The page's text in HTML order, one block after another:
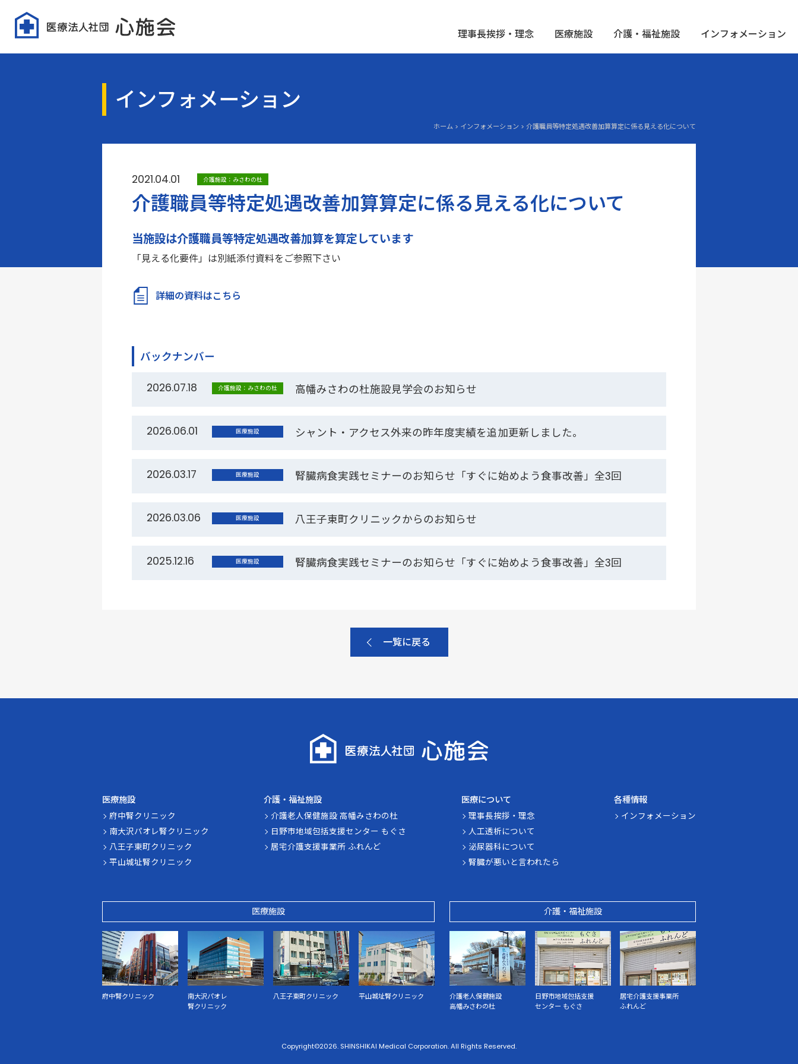
理事長挨拶・理念 医療施設 介護・福祉施設 インフォメーション
インフォメーション
ホーム > インフォメーション > 介護職員等特定処遇改善加算算定に係る見える化について
2021.04.01 介護施設：みさわの杜
介護職員等特定処遇改善加算算定に係る見える化について
当施設は介護職員等特定処遇改善加算を算定しています
「見える化要件」は別紙添付資料をご参照下さい
詳細の資料はこちら
バックナンバー
2026.07.18 介護施設：みさわの杜 高幡みさわの杜施設見学会のお知らせ
2026.06.01 医療施設 シャント・アクセス外来の昨年度実績を追加更新しました。
2026.03.17 医療施設 腎臓病食実践セミナーのお知らせ「すぐに始めよう食事改善」全3回
2026.03.06 医療施設 八王子東町クリニックからのお知らせ
2025.12.16 医療施設 腎臓病食実践セミナーのお知らせ「すぐに始めよう食事改善」全3回
一覧に戻る
医療施設
府中腎クリニック
南大沢パオレ腎クリニック
八王子東町クリニック
平山城址腎クリニック
介護・福祉施設
介護老人保健施設 高幡みさわの杜
日野市地域包括支援センター もぐさ
居宅介護支援事業所 ふれんど
医療について
理事長挨拶・理念
人工透析について
泌尿器科について
腎臓が悪いと言われたら
各種情報
インフォメーション
医療施設
府中腎クリニック
南大沢パオレ
腎クリニック
八王子東町クリニック 平山城址腎クリニック
介護・福祉施設
介護老人保健施設
高幡みさわの杜
日野市地域包括支援
センター もぐさ
居宅介護支援事業所
ふれんど
Copyright©2026. SHINSHIKAI Medical Corporation.All Rights Reserved.